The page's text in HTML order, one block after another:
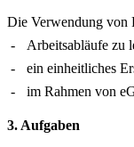
Die Verwendung von
-
Arbeitsabläufe zu
-
ein einheitliches
-
im Rahmen von
3. Aufgaben